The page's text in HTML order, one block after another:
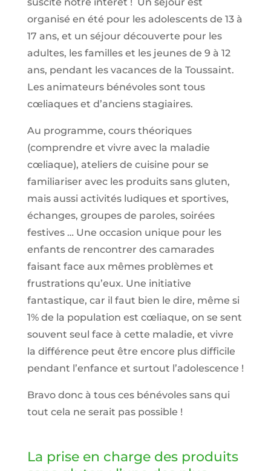
suscité notre intérêt ! Un séjour est
organisé en été pour les adolescents de 13 à
17 ans, et un séjour découverte pour les
adultes, les familles et les jeunes de 9 à 12
ans, pendant les vacances de la Toussaint.
Les animateurs bénévoles sont tous
cœliaques et d’anciens stagiaires.
Au programme, cours théoriques
(comprendre et vivre avec la maladie
cœliaque), ateliers de cuisine pour se
familiariser avec les produits sans gluten,
mais aussi activités ludiques et sportives,
échanges, groupes de paroles, soirées
festives … Une occasion unique pour les
enfants de rencontrer des camarades
faisant face aux mêmes problèmes et
frustrations qu’eux. Une initiative
fantastique, car il faut bien le dire, même si
1% de la population est cœliaque, on se sent
souvent seul face à cette maladie, et vivre
la différence peut être encore plus difficile
pendant l’enfance et surtout l’adolescence !
Bravo donc à tous ces bénévoles sans qui
tout cela ne serait pas possible !
La prise en charge des produits